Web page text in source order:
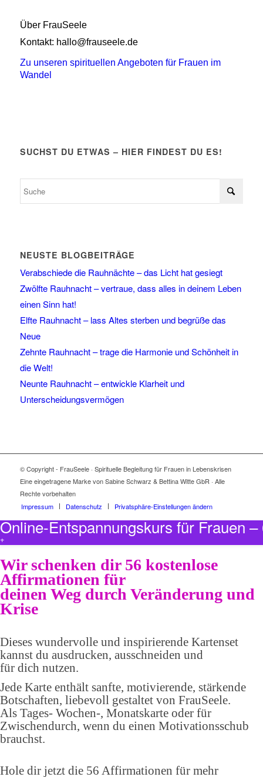
Über FrauSeele
Kontakt: hallo@frauseele.de
Zu unseren spirituellen Angeboten für Frauen im
Wandel
SUCHST DU ETWAS – HIER FINDEST DU ES!
NEUSTE BLOGBEITRÄGE
Verabschiede die Rauhnächte – das Licht hat gesiegt
Zwölfte Rauhnacht – vertraue, dass alles in deinem Leben
einen Sinn hat!
Elfte Rauhnacht – lass Altes sterben und begrüße das
Neue
Zehnte Rauhnacht – trage die Harmonie und Schönheit in
die Welt!
Neunte Rauhnacht – entwickle Klarheit und
Unterscheidungsvermögen
© Copyright - FrauSeele · Spirituelle Begleitung für Frauen in Lebenskrisen
Eine eingetragene Marke von Sabine Schwarz & Bettina Witte GbR · Alle
Rechte vorbehalten
Impressum
Datenschutz Privatsphäre-Einstellungen ändern
Online-Entspannungskurs für Frauen
+
Wir schenken dir 56 kostenlose
Affirmationen für
deinen Weg durch Veränderung und
Krise
Dieses wundervolle und inspirierende Kartenset
kannst du ausdrucken, ausschneiden und
für dich nutzen.
Jede Karte enthält sanfte, motivierende, stärkende
Botschaften, liebevoll gestaltet von FrauSeele.
Als Tages- Wochen-, Monatskarte oder für
Zwischendurch, wenn du einen Motivationsschub
brauchst.
Hole dir jetzt die 56 Affirmationen für mehr